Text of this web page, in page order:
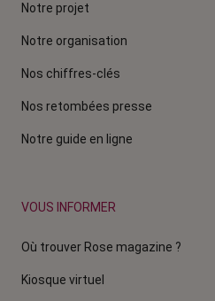
Notre projet
Notre organisation
Nos chiffres-clés
Nos retombées presse
Notre guide en ligne
VOUS INFORMER
Où trouver Rose magazine ?
Kiosque virtuel